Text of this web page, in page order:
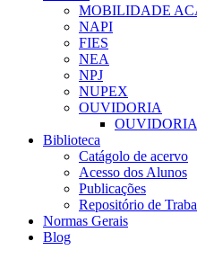
MOBILIDADE
NAPI
FIES
NEA
NPJ
NUPEX
OUVIDORIA
Biblioteca
Catágolo de acervo
Acesso dos Alunos
Publicações
Repositório de
Normas Gerais
Blog